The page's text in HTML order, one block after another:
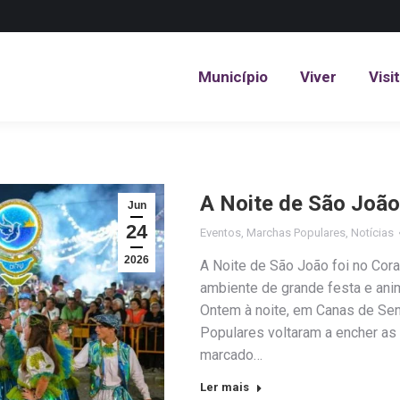
Município Viver
Jun
24
2026
A Noite de São
Eventos, Marchas Populares, Notícias
A Noite de São João foi no
ambiente de grande festa e
Ontem à noite, em Canas de
Populares voltaram a encher
marcado…
Ler mais
Município Viver